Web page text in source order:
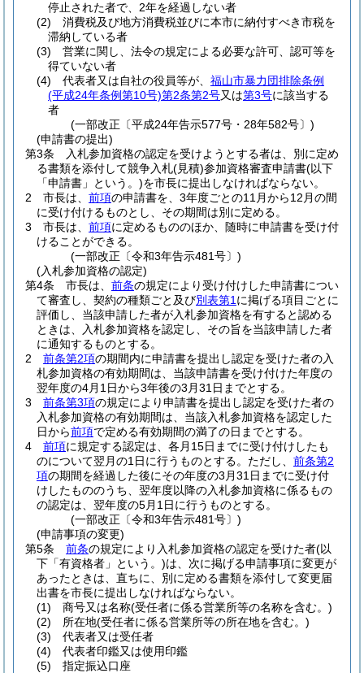
停止された者で、2年を経過しない者
(2)
消費税及び地方消費税並びに本市に納付すべき市税を
滞納している者
(3)
営業に関し、法令の規定による必要な許可、認可等を
得ていない者
(4)
代表者又は自社の役員等が、 福山市暴力団排除条例
(平成24年条例第10号)第2条第2号又は第3号に該当する
者
(一部改正〔平成24年告示577号・28年582号〕)
(申請書の提出)
第3条
入札参加資格の認定を受けようとする者は、別に定め
る書類を添付して競争入札(見積)参加資格審査申請書(以下
「申請書」という。)を市長に提出しなければならない。
2
市長は、 前項の申請書を、3年度ごとの11月から12月の間
に受け付けるものとし、その期間は別に定める。
3
市長は、 前項に定めるもののほか、随時に申請書を受け付
けることができる。
(一部改正〔令和3年告示481号〕)
(入札参加資格の認定)
第4条
市長は、 前条の規定により受け付けした申請書につい
て審査し、契約の種類ごと及び別表第1 に掲げる項目ごとに
評価し、当該申請した者が入札参加資格を有すると認める
ときは、入札参加資格を認定し、その旨を当該申請した者
に通知するものとする。
2
前条第2項の期間内に申請書を提出し認定を受けた者の入
札参加資格の有効期間は、当該申請書を受け付けた年度の
翌年度の4月1日から3年後の3月31日までとする。
3
前条第3項の規定により申請書を提出し認定を受けた者の
入札参加資格の有効期間は、当該入札参加資格を認定した
日から前項で定める有効期間の満了の日までとする。
4
前項に規定する認定は、各月15日までに受け付けしたも
のについて翌月の1日に行うものとする。 ただし、 前条第2
項の期間を経過した後にその年度の3月31日までに受け付
けしたもののうち、翌年度以降の入札参加資格に係るもの
の認定は、翌年度の5月1日に行うものとする。
(一部改正〔令和3年告示481号〕)
(申請事項の変更)
第5条
前条の規定により入札参加資格の認定を受けた者(以
下「有資格者」という。)は、次に掲げる申請事項に変更が
あったときは、直ちに、別に定める書類を添付して変更届
出書を市長に提出しなければならない。
(1)
商号又は名称(受任者に係る営業所等の名称を含む。)
(2)
所在地(受任者に係る営業所等の所在地を含む。)
(3)
代表者又は受任者
(4)
代表者印鑑又は使用印鑑
(5)
指定振込口座